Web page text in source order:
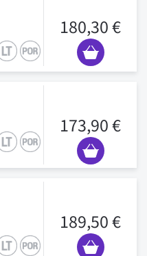
180,30 €
173,90 €
189,50 €